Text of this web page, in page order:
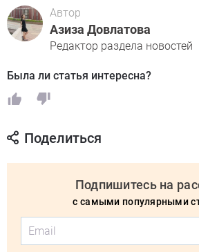
Автор
Азиза Довлатова
Редактор раздела новостей
Была ли статья интересна?
Поделиться
Подпишитесь на
с самыми популярными